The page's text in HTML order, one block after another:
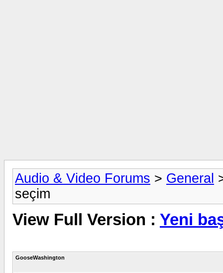
Audio & Video Forums > General
seçim
View Full Version : Yeni
GooseWashington